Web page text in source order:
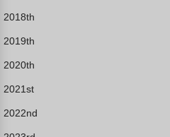
2018th
2019th
2020th
2021st
2022nd